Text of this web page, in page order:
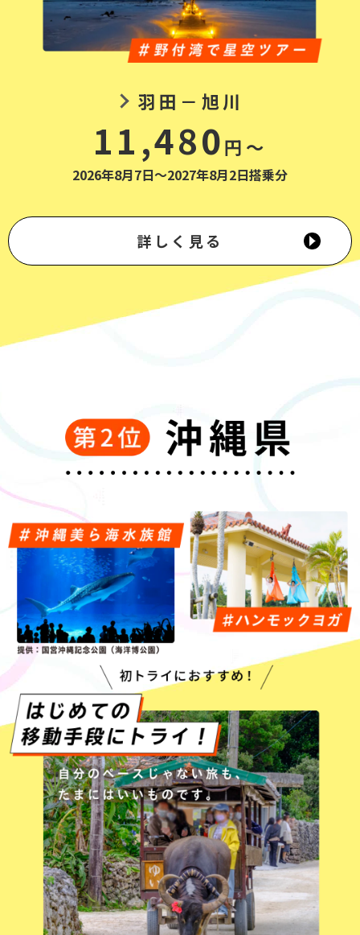
羽田－旭川
11,480円～
2026年8月7日～2027年8月2日搭乗分
詳しく見る